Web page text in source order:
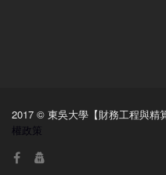
2017 © 東吳大學【財務工程與精
權政策